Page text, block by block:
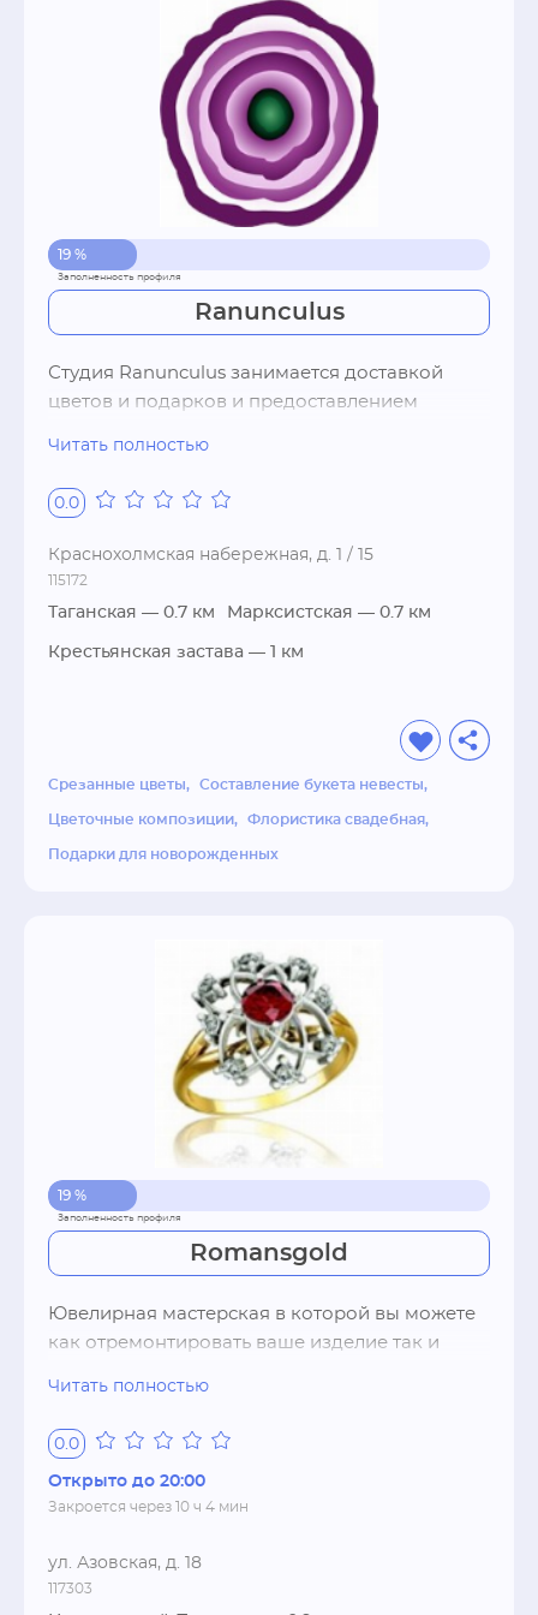
Торты на заказ, торт на заказ, капкейк,
капкейки, cendy bar, кенди бар, свадебные
торты, детские торты, каравай на свадьбу,
каравай, торт, торты, кондитер, кондитер на
19 %
Ranunculus
Студия Ranunculus занимается доставкой
цветов и подарков и предоставлением
создадуют цветочные композиции любой
сложности, учтя все пожелания и
предпочтения клиентов.
Читать полностью
0.0
Краснохолмская набережная, д. 1 / 15
115172
Таганская — 0.7 км Марксистская — 0.7 км
Крестьянская застава — 1 км
Срезанные цветы Составление букета невесты
Цветочные композиции Флористика свадебная
Подарки для новорожденных
19 %
Romansgold
Ювелирная мастерская в которой вы можете
как отремонтировать ваше изделие так и
работы любой сложности.
Читать полностью
0.0
Открыто до 20:00
Закроется через 10 ч 4 мин
ул. Азовская, д. 18
117303